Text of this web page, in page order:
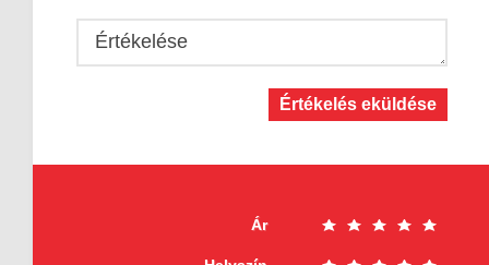
Értékelése
Értékelés eküldése
Ár